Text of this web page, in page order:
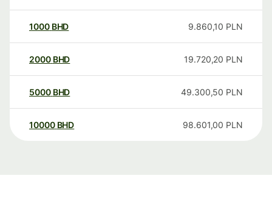
1000 BHD 9.860,10 PLN
2000 BHD 19.720,20 PLN
5000 BHD 49.300,50 PLN
10000 BHD 98.601,00 PLN